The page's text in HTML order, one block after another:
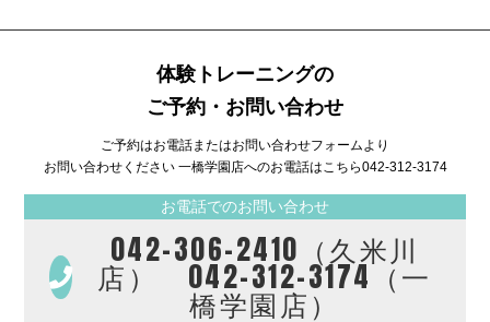
体験トレーニングの
ご予約・お問い合わせ
ご予約はお電話またはお問い合わせフォームより
お問い合わせください 一橋学園店へのお電話はこちら042-312-3174
お電話でのお問い合わせ
042-306-2410（久米川
店） 042-312-3174（一
橋学園店）